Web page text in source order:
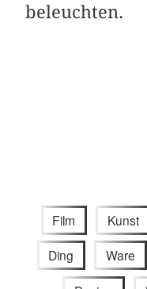
beleuchten.
Film Kunst
Ding Ware